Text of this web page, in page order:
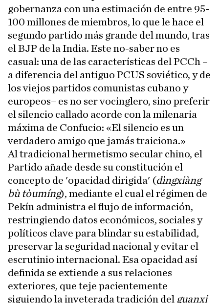
gobernanza con una estimación de entre 95-
100 millones de miembros, lo que le hace el
segundo partido más grande del mundo, tras
el BJP de la India. Este no-saber no es
casual: una de las características del PCCh –
a diferencia del antiguo PCUS soviético, y de
los viejos partidos comunistas cubano y
europeos– es no ser vocinglero, sino preferir
el silencio callado acorde con la milenaria
máxima de Confucio: «El silencio es un
verdadero amigo que jamás traiciona.»
Al tradicional hermetismo secular chino, el
Partido añade desde su constitución el
concepto de 'opacidad dirigida' (dìngxiàng
bù tòumíng), mediante el cual el régimen de
Pekín administra el flujo de información,
restringiendo datos económicos, sociales y
políticos clave para blindar su estabilidad,
preservar la seguridad nacional y evitar el
escrutinio internacional. Esa opacidad así
definida se extiende a sus relaciones
exteriores, que teje pacientemente
siguiendo la inveterada tradición del guanxi